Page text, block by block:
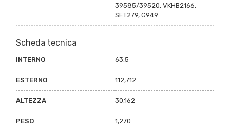
39585/39520, VKHB2166,
SET279, G949
Scheda tecnica
INTERNO 63,5
ESTERNO 112,712
ALTEZZA 30,162
PESO 1,270